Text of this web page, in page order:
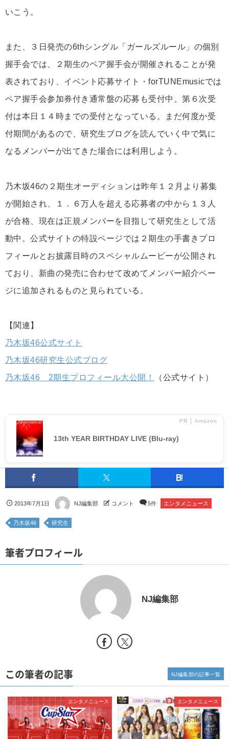
いこう。
また、３日発売の6thシングル「ガールズルール」の個別
握手会では、２期生のペア握手会が開催されることが発
表されており、イベント応募サイト・forTUNEmusicでは
ペア握手会参加券付き通常盤の応募も受付中。第６次受
付は本日１４時までの受付となっている。まだ何度か受
付期間があるので、研究生ブログを読んでいく中で気に
なるメンバーが出てきた場合には利用しよう。
乃木坂46の２期生オーディションは昨年１２月より募集
が開始され、１．６万人を超える応募者の中から１３人
が合格、現在は正規メンバーを目指して研究生として活
動中。公式サイトの特設ページでは２期生の手書きプロ
フィールとお披露目時のスペシャルムービーが公開され
ており、新曲の発売に合わせて改めてメンバー紹介ペー
ジに追加されるものと見られている。
【関連】
乃木坂46公式サイト
乃木坂46研究生公式ブログ
乃木坂46 2期生プロフィール大公開！
（公式サイト）
PR │ Amazon
13th YEAR BIRTHDAY LIVE (Blu-ray)
2013年7月1日 NJ編集部 コメント 5件 エンタメニュース
乃木坂46 研究生
筆者プロフィール
NJ編集部
この筆者の記事
エンタメニュース エンタメニュース
NJ編集部の記事一覧